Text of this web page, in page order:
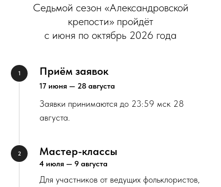
Седьмой сезон «Александровской
крепости» пройдёт
с июня по октябрь 2026 года
Приём заявок
17 июня — 28 августа
Заявки принимаются до 23:59 мск 28
августа.
Мастер-классы
4 июля — 9 августа
Для участников от ведущих фольклористов,